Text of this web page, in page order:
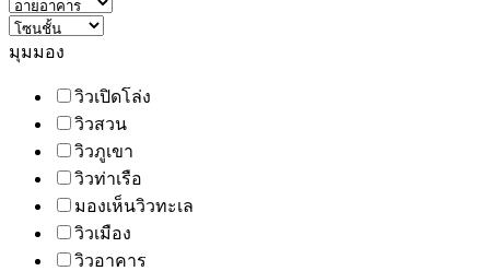
มุมมอง
วิวเปิดโล่ง
วิวสวน
วิวภูเขา
วิวท่าเรือ
มองเห็นวิวทะเล
วิวเมือง
วิวอาคาร